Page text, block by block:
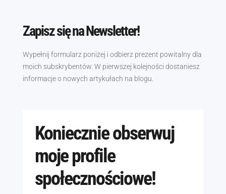
Zapisz się na Newsletter!
Wypełnij formularz poniżej i odbierz prezent powitalny dla
moich subskrybentów. W pierwszej kolejności dostaniesz
informacje o nowych artykułach na blogu.
Koniecznie obserwuj
moje profile
społecznościowe!